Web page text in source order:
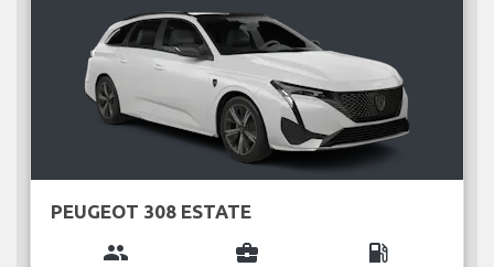
PEUGEOT 308 ESTATE
group business_center local_gas_station